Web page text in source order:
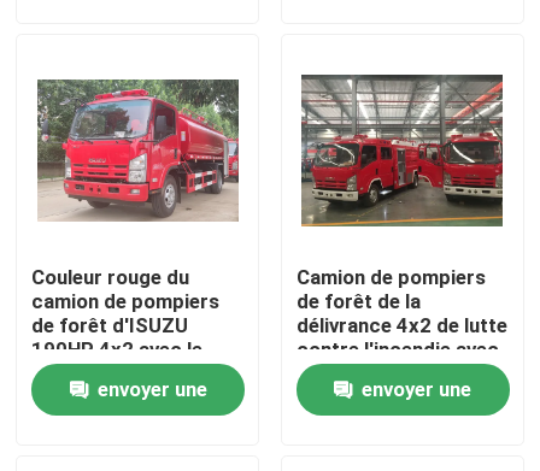
Contrôle de qualité
Contactez-nous
Demandez une citation
Camion de pompiers de sauvetage d'urgence
Couleur rouge du
camion de pompiers
de forêt d'ISUZU
190HP 4x2 avec le
réservoir d'eau 8t
envoyer une
Camion de pompiers
de forêt de la
délivrance 4x2 de lutte
contre l'incendie avec
la capacité 2000L
envoyer une